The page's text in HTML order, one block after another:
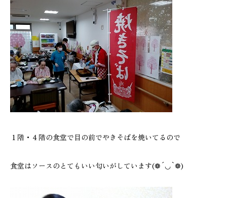
１階・４階の食堂で目の前でやきそばを焼いてるので
食堂はソースのとてもいい匂いがしています(❁´◡`❁)